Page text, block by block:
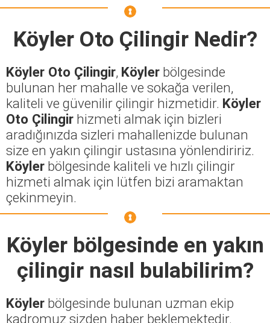
Köyler Oto ÇilingirNedir?
Köyler Oto Çilingir, Köyler bölgesinde
bulunan her mahalle ve sokağa verilen,
kaliteli ve güvenilir çilingir hizmetidir. Köyler
Oto Çilingir hizmeti almak için bizleri
aradığınızda sizleri mahallenizde bulunan
size en yakın çilingir ustasına yönlendiririz.
Köyler bölgesinde kaliteli ve hızlı çilingir
hizmeti almak için lütfen bizi aramaktan
çekinmeyin.
Köylerbölgesinde en yakın
çilingir nasıl bulabilirim?
Köyler bölgesinde bulunan uzman ekip
kadromuz sizden haber beklemektedir.